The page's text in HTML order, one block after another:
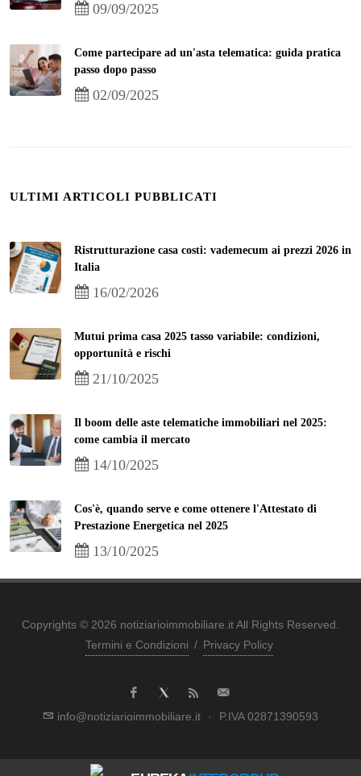
09/09/2025
Come partecipare ad un'asta telematica: guida pratica
passo dopo passo
02/09/2025
ULTIMI ARTICOLI PUBBLICATI
Ristrutturazione casa costi: vademecum ai prezzi 2026 in
Italia
16/02/2026
Mutui prima casa 2025 tasso variabile: condizioni,
opportunità e rischi
21/10/2025
Il boom delle aste telematiche immobiliari nel 2025:
come cambia il mercato
14/10/2025
Cos'è, quando serve e come ottenere l'Attestato di
Prestazione Energetica nel 2025
13/10/2025
Copyrights © 2026 notiziarioimmobiliare.it All Rights Reserved.
Termini e Condizioni / Privacy Policy
info@notiziarioimmobiliare.it · P.IVA 02871390593